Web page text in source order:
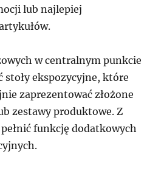
lub najlepiej
w centralnym punkcie
stoły ekspozycyjne, które
zaprezentować złożone
zestawy produktowe. Z
funkcję dodatkowych